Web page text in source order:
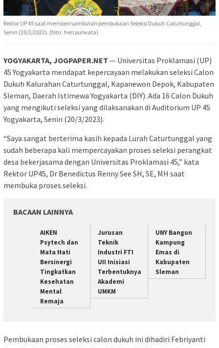
Rektor UP 45 saat memberi sambutan pembukaan Seleksi Dukuh Caturtunggal,
Senin (20/3/2023). (foto : heri purwata)
YOGYAKARTA, JOGPAPER.NET — Universitas Proklamasi (UP)
45 Yogyakarta mendapat kepercayaan melakukan seleksi Calon
Dukuh Kalurahan Caturtunggal, Kapanewon Depok, Kabupaten
Sleman, Daerah Istimewa Yogyakarta (DIY). Ada 16 Calon Dukuh
yang mengikuti seleksi yang dilaksanakan di Auditorium UP 45
Yogyakarta, Senin (20/3/2023).
“Saya sangat berterima kasih kepada Lurah Caturtunggal yang
sudah beberapa kali mempercayakan proses seleksi perangkat
desa bekerjasama dengan Universitas Proklamasi 45,” kata
Rektor UP45, Dr Benedictus Renny See SH, SE, MH saat
membuka proses seleksi.
BACAAN LAINNYA
AIKEN
Psytech dan
Mata Hati
Bersinergi
Tingkatkan
Kesehatan
Mental
Remaja
Jurusan
Teknik
Industri FTI
UII Inisiasi
Terbentuknya
Akademi
UMKM
UNY Bangun
Kampung
Emas di
Kabupaten
Sleman
Pembukaan proses seleksi calon dukuh ini dihadiri Febriyanti